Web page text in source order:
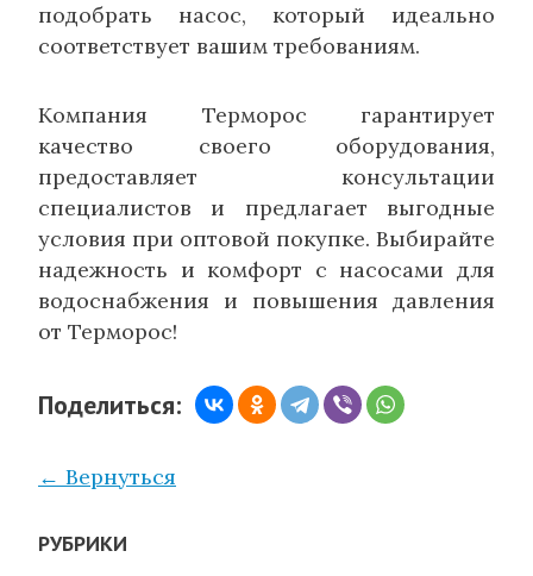
подобрать насос, который идеально
соответствует вашим требованиям.
Компания Терморос гарантирует
качество своего оборудования,
предоставляет консультации
специалистов и предлагает выгодные
условия при оптовой покупке. Выбирайте
надежность и комфорт с насосами для
водоснабжения и повышения давления
от Терморос!
Поделиться:
← Вернуться
РУБРИКИ